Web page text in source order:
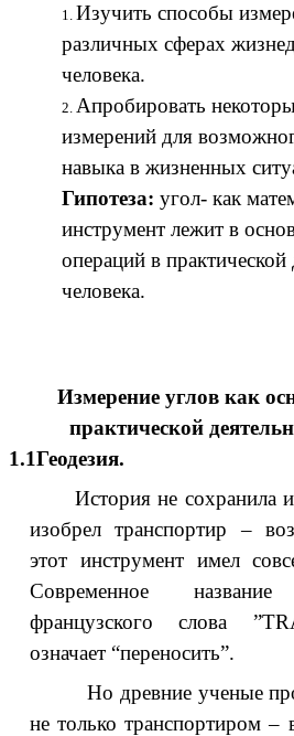
Изучить способы
различных сферах
человека.
Апробировать
измерений для
навыка в жизненных
Гипотеза: угол- как
инструмент лежит в
операций в практической
человека.
Измерение углов как
практической
1.1Геодезия.
не сохранила имя
изобрел транспортир –
этот инструмент имел
Современное
французского слова
означает “переносить”.
ученые
не только транспортиром –